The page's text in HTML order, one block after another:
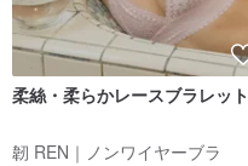
柔絲・柔らかレースブラレット
韌 REN｜ノンワイヤーブラ